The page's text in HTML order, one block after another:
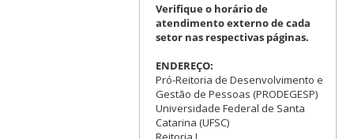
Verifique o horário de
atendimento externo de cada
setor nas respectivas páginas.
ENDEREÇO:
Pró-Reitoria de Desenvolvimento e
Gestão de Pessoas (PRODEGESP)
Universidade Federal de Santa
Catarina (UFSC)